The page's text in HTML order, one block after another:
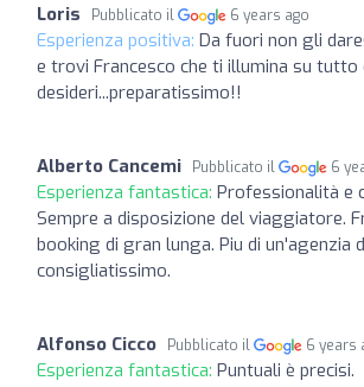
Loris Pubblicato il 6 years ago
Esperienza positiva: Da fuori non gli
e trovi Francesco che ti illumina su tutto
desideri...preparatissimo!!
Alberto Cancemi Pubblicato il 6
Esperienza fantastica: Professionalità e
Sempre a disposizione del viaggiatore.
booking di gran lunga. Piu di un'agenzia
consigliatissimo.
Alfonso Cicco Pubblicato il 6 years
Esperienza fantastica: Puntuali è precisi.